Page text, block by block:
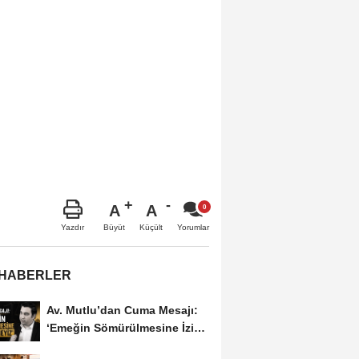
Yazdır
A
Büyüt
A
Küçült Yorumlar
Av. Mutlu’dan Cuma Mesajı:
‘Emeğin Sömürülmesine İzin